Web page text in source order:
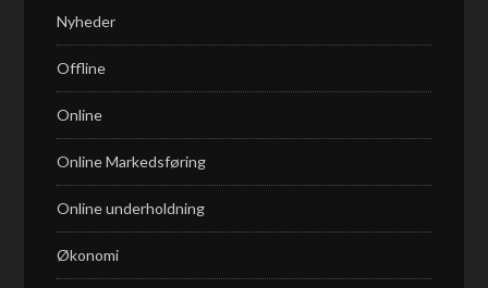
Nyheder
Offline
Online
Online Markedsføring
Online underholdning
Økonomi